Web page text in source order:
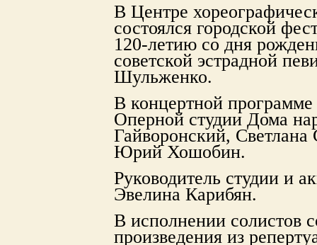
В Центре
состоялся городской
120-летию со дня
советской эстрадной
Шульженко.
В концертной
Оперной студии Дома
Гайворонский, Светлана
Юрий Хошобин.
Руководитель студии и
Эвелина Карибян.
В исполнении солистов
произведения из